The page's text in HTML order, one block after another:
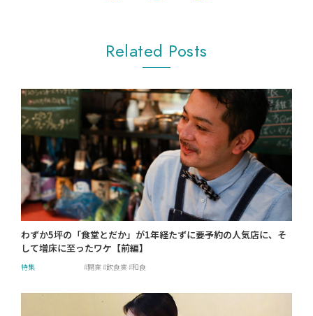
Related Posts
わずか5坪の「食堂とだか」が1年経たずに要予約の人気店に、そ
して増床に至ったワケ【前編】
特集 開業 飲食業 和食